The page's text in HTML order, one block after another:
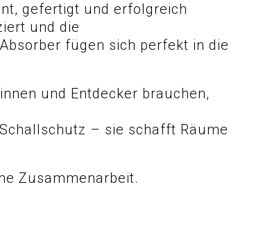
gefertigt und erfolgreich
und die
fügen sich perfekt in die
und Entdecker brauchen,
– sie schafft Räume
Zusammenarbeit.